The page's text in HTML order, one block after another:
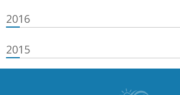
2016
2015